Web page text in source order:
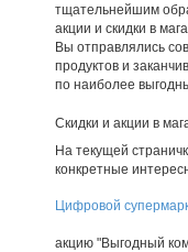
тщательнейшим
акции и скидки в
Вы отправлялись
продуктов и
по наиболее
Скидки и акции в
На текущей
конкретные
Цифровой
акцию "Выгодный